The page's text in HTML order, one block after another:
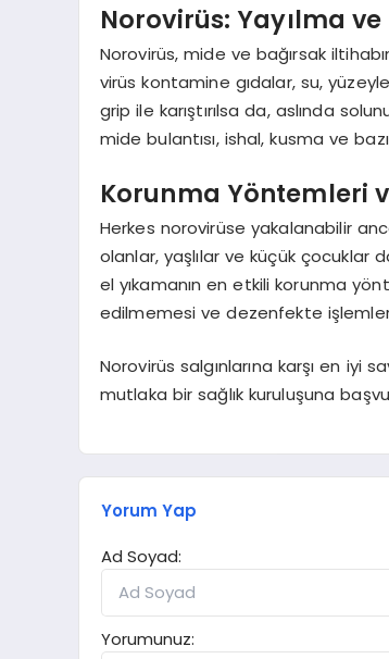
Norovirüs: Yayılma
Norovirüs, mide ve bağırsak
virüs kontamine gıdalar, su,
grip ile karıştırılsa da, aslında
mide bulantısı, ishal, kusma ve
Korunma Yöntemleri
Herkes norovirüse yakalanabilir
olanlar, yaşlılar ve küçük çocuklar
el yıkamanın en etkili korunma
edilmemesi ve dezenfekte
Norovirüs salgınlarına karşı en iyi
mutlaka bir sağlık kuruluşuna
Yorum Yap
Ad Soyad:
Yorumunuz: